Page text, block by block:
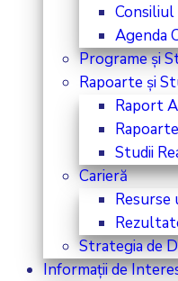
Consiliul
Agenda
Programe și
Rapoarte și
Raport
Studii
Carieră
Resurse
Strategia de
Informații de